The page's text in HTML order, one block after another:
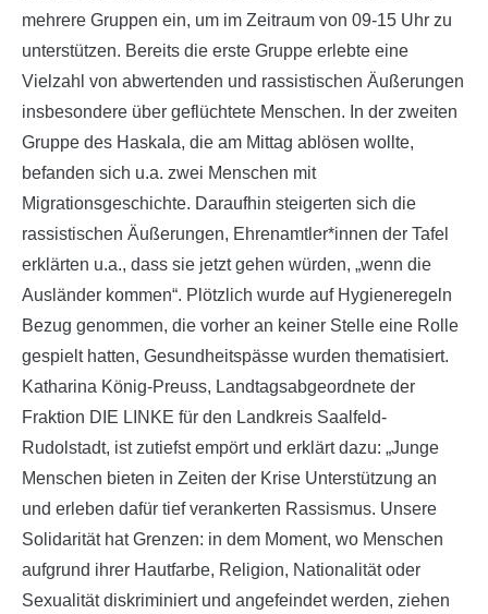
mehrere Gruppen ein, um im Zeitraum von 09-15 Uhr zu
unterstützen. Bereits die erste Gruppe erlebte eine
Vielzahl von abwertenden und rassistischen Äußerungen
insbesondere über geflüchtete Menschen. In der zweiten
Gruppe des Haskala, die am Mittag ablösen wollte,
befanden sich u.a. zwei Menschen mit
Migrationsgeschichte. Daraufhin steigerten sich die
rassistischen Äußerungen, Ehrenamtler*innen der Tafel
erklärten u.a., dass sie jetzt gehen würden, „wenn die
Ausländer kommen“. Plötzlich wurde auf Hygieneregeln
Bezug genommen, die vorher an keiner Stelle eine Rolle
gespielt hatten, Gesundheitspässe wurden thematisiert.
Katharina König-Preuss, Landtagsabgeordnete der
Fraktion DIE LINKE für den Landkreis Saalfeld-
Rudolstadt, ist zutiefst empört und erklärt dazu: „Junge
Menschen bieten in Zeiten der Krise Unterstützung an
und erleben dafür tief verankerten Rassismus. Unsere
Solidarität hat Grenzen: in dem Moment, wo Menschen
aufgrund ihrer Hautfarbe, Religion, Nationalität oder
Sexualität diskriminiert und angefeindet werden, ziehen